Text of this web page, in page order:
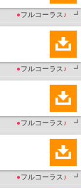
●フルコーラス ♪ ┛
●フルコーラス ♪ ┛
●フルコーラス ♪ ┛
●フルコーラス ♪ ┛